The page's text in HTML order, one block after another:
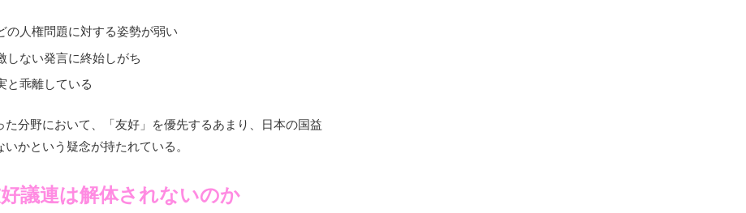
の人権問題に対する姿勢が弱い
しない発言に終始しがち
と乖離している
分野において、「友好」を優先するあまり、日本の国益
かという疑念が持たれている。
議連は解体されないのか